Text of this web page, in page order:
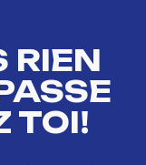
RIEN
TOI!